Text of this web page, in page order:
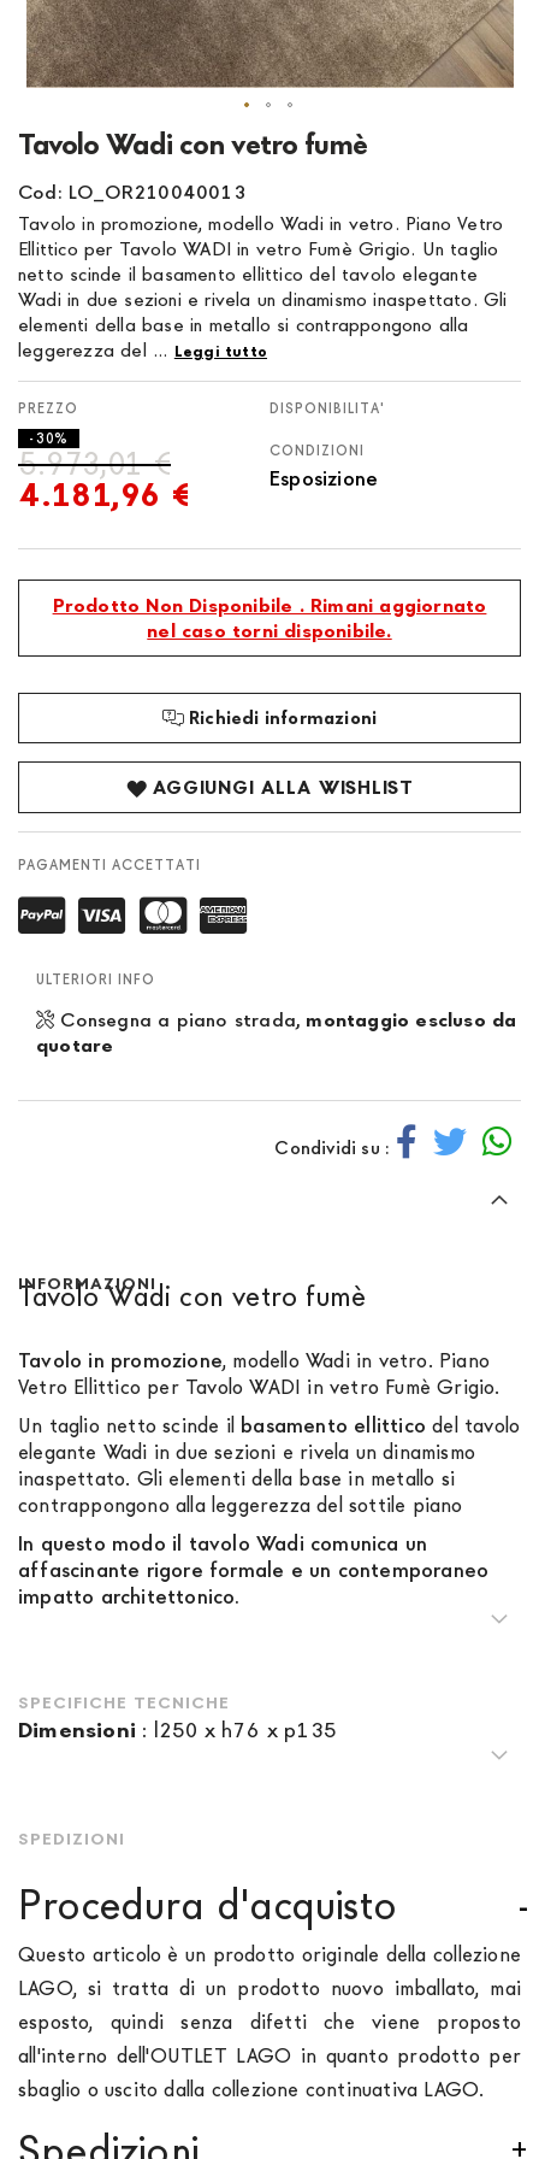
Tavolo Wadi con vetro fumè
Cod: LO_OR210040013
Tavolo in promozione, modello Wadi in vetro. Piano Vetro
Ellittico per Tavolo WADI in vetro Fumè Grigio. Un taglio
netto scinde il basamento ellittico del tavolo elegante
Wadi in due sezioni e rivela un dinamismo inaspettato. Gli
elementi della base in metallo si contrappongono alla
leggerezza del ... Leggi tutto
4.181,96 €
5.973,01 €
- 30%
DISPONIBILITA'
CONDIZIONI
Esposizione
Prodotto Non Disponibile . Rimani aggiornato
nel caso torni disponibile.
Richiedi informazioni
AGGIUNGI ALLA WISHLIST
PAGAMENTI ACCETTATI
ULTERIORI INFO
Consegna a piano strada, montaggio escluso da
quotare
Condividi su :
Vai
all'inizio
della
galleria
di
immagini
INFORMAZIONI
Tavolo Wadi con vetro fumè
Tavolo in promozione, modello Wadi in vetro. Piano
Vetro Ellittico per Tavolo WADI in vetro Fumè Grigio.
Un taglio netto scinde il basamento ellittico del tavolo
elegante Wadi in due sezioni e rivela un dinamismo
inaspettato. Gli elementi della base in metallo si
contrappongono alla leggerezza del sottile piano
In questo modo il tavolo Wadi comunica un
affascinante rigore formale e un contemporaneo
impatto architettonico.
SPECIFICHE TECNICHE
Dimensioni : l250 x h76 x p135
SPEDIZIONI
Procedura d'acquisto
Questo articolo è un prodotto originale della collezione
LAGO, si tratta di un prodotto nuovo imballato, mai
esposto, quindi senza difetti che viene proposto
all'interno dell'OUTLET LAGO in quanto prodotto per
sbaglio o uscito dalla collezione continuativa LAGO.